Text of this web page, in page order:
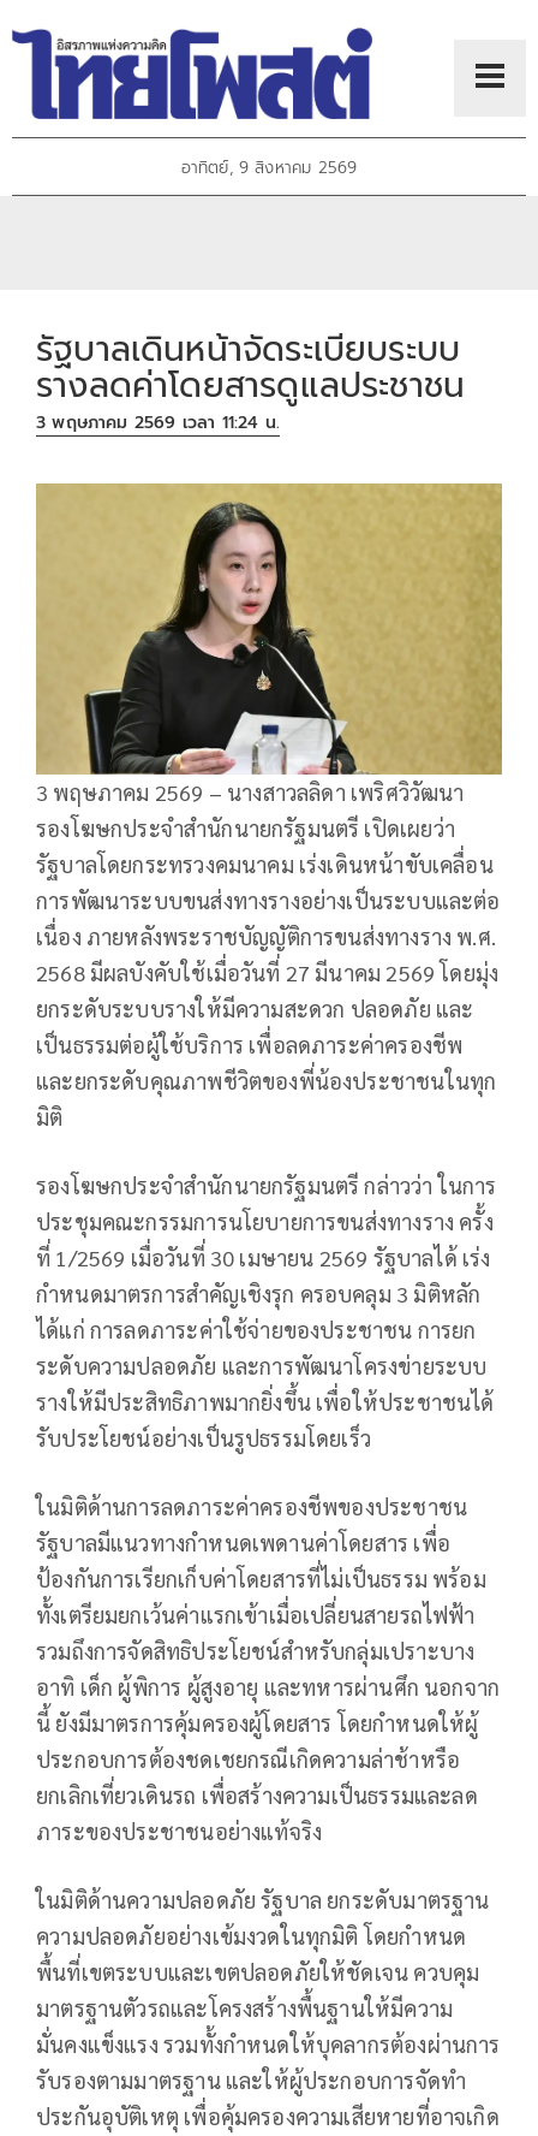
อาทิตย์, 9 สิงหาคม 2569
รัฐบาลเดินหน้าจัดระเบียบระบบ
รางลดค่าโดยสารดูแลประชาชน
3 พฤษภาคม 2569 เวลา 11:24 น.
3 พฤษภาคม 2569 – นางสาวลลิดา เพริศวิวัฒนา
รองโฆษกประจำสำนักนายกรัฐมนตรี เปิดเผยว่า
รัฐบาลโดยกระทรวงคมนาคม เร่งเดินหน้าขับเคลื่อน
การพัฒนาระบบขนส่งทางรางอย่างเป็นระบบและต่อ
เนื่อง ภายหลังพระราชบัญญัติการขนส่งทางราง พ.ศ.
2568 มีผลบังคับใช้เมื่อวันที่ 27 มีนาคม 2569 โดยมุ่ง
ยกระดับระบบรางให้มีความสะดวก ปลอดภัย และ
เป็นธรรมต่อผู้ใช้บริการ เพื่อลดภาระค่าครองชีพ
และยกระดับคุณภาพชีวิตของพี่น้องประชาชนในทุก
มิติ
รองโฆษกประจำสำนักนายกรัฐมนตรี กล่าวว่า ในการ
ประชุมคณะกรรมการนโยบายการขนส่งทางราง ครั้ง
ที่ 1/2569 เมื่อวันที่ 30 เมษายน 2569 รัฐบาลได้ เร่ง
กำหนดมาตรการสำคัญเชิงรุก ครอบคลุม 3 มิติหลัก
ได้แก่ การลดภาระค่าใช้จ่ายของประชาชน การยก
ระดับความปลอดภัย และการพัฒนาโครงข่ายระบบ
รางให้มีประสิทธิภาพมากยิ่งขึ้น เพื่อให้ประชาชนได้
รับประโยชน์อย่างเป็นรูปธรรมโดยเร็ว
ในมิติด้านการลดภาระค่าครองชีพของประชาชน
รัฐบาลมีแนวทางกำหนดเพดานค่าโดยสาร เพื่อ
ป้องกันการเรียกเก็บค่าโดยสารที่ไม่เป็นธรรม พร้อม
ทั้งเตรียมยกเว้นค่าแรกเข้าเมื่อเปลี่ยนสายรถไฟฟ้า
รวมถึงการจัดสิทธิประโยชน์สำหรับกลุ่มเปราะบาง
อาทิ เด็ก ผู้พิการ ผู้สูงอายุ และทหารผ่านศึก นอกจาก
นี้ ยังมีมาตรการคุ้มครองผู้โดยสาร โดยกำหนดให้ผู้
ประกอบการต้องชดเชยกรณีเกิดความล่าช้าหรือ
ยกเลิกเที่ยวเดินรถ เพื่อสร้างความเป็นธรรมและลด
ภาระของประชาชนอย่างแท้จริง
ในมิติด้านความปลอดภัย รัฐบาล ยกระดับมาตรฐาน
ความปลอดภัยอย่างเข้มงวดในทุกมิติ โดยกำหนด
พื้นที่เขตระบบและเขตปลอดภัยให้ชัดเจน ควบคุม
มาตรฐานตัวรถและโครงสร้างพื้นฐานให้มีความ
มั่นคงแข็งแรง รวมทั้งกำหนดให้บุคลากรต้องผ่านการ
รับรองตามมาตรฐาน และให้ผู้ประกอบการจัดทำ
ประกันอุบัติเหตุ เพื่อคุ้มครองความเสียหายที่อาจเกิด